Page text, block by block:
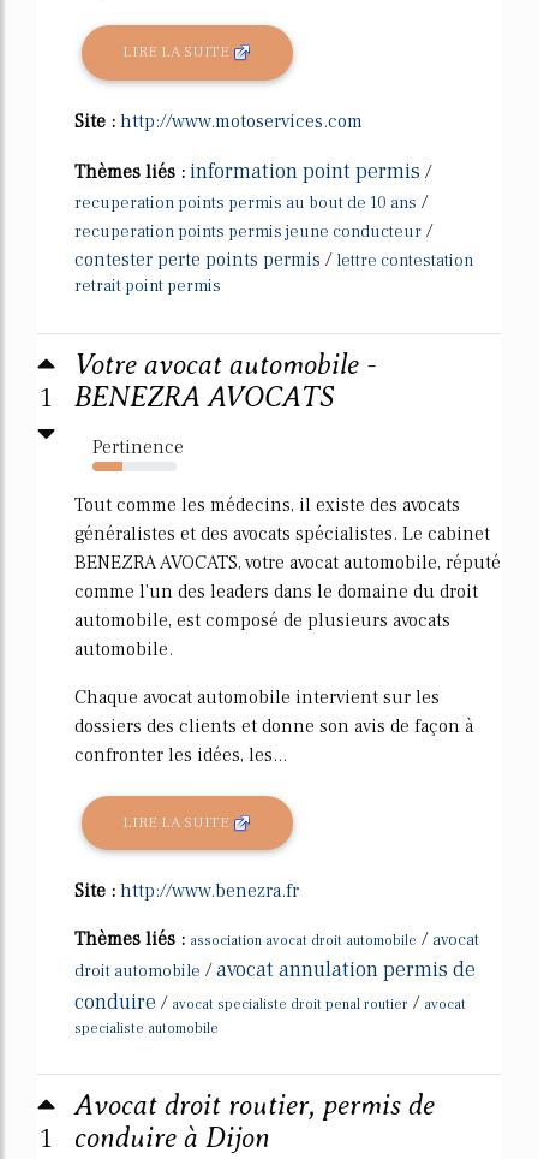
LIRE LA SUITE
Site : http://www.motoservices.com
Thèmes liés : information point permis /
recuperation points permis au bout de 10 ans /
recuperation points permis jeune conducteur /
contester perte points permis / lettre contestation
retrait point permis
1
Votre avocat automobile -
BENEZRA AVOCATS
Pertinence
36%
Tout comme les médecins, il existe des avocats
généralistes et des avocats spécialistes. Le cabinet
BENEZRA AVOCATS, votre avocat automobile, réputé
comme l'un des leaders dans le domaine du droit
automobile, est composé de plusieurs avocats
automobile.
Chaque avocat automobile intervient sur les
dossiers des clients et donne son avis de façon à
confronter les idées, les...
LIRE LA SUITE
Site : http://www.benezra.fr
Thèmes liés : association avocat droit automobile / avocat
droit automobile /avocat annulation permis de
conduire / avocat specialiste droit penal routier / avocat
specialiste automobile
1
Avocat droit routier, permis de
conduire à Dijon